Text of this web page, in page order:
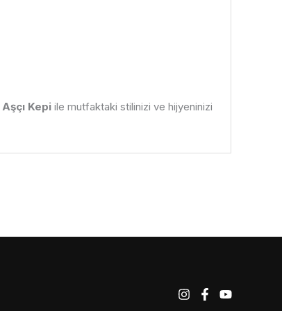
Aşçı Kepiile mutfaktaki stilinizi ve hijyeninizi